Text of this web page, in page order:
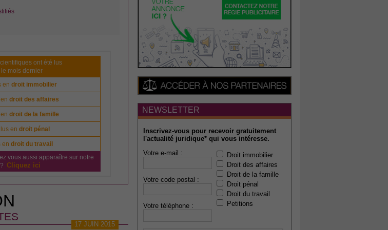
ont été lus
le mois dernier
endroit immobilier
endroit des affaires
endroit de la famille
en droit pénal
en droit du travail
vous aussi apparaître sur notre
Cliquez ici
17 JUIN 2015
NEWSLETTER
Inscrivez-vous pour recevoir gratuitement
l'actualité juridique* qui vous intéresse.
Votre e-mail :
Votre code postal :
Votre téléphone :
Droit immobilier
Droit des affaires
Droit de la famille
Droit pénal
Droit du travail
Petitions